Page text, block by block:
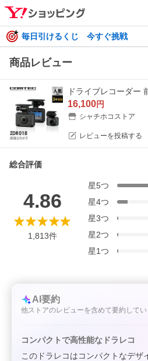
毎日引けるくじ 今すぐ挑戦
商品レビュー
16,100円
シャチホコストア
レビューを投稿する
総合評価
4.86
1,813件
星5つ
星4つ
星3つ
星2つ
星1つ
AI要約
他ストアのレビューを含めて要約してい
コンパクトで高性能なドラレコ
このドラレコはコンパクトなデザ